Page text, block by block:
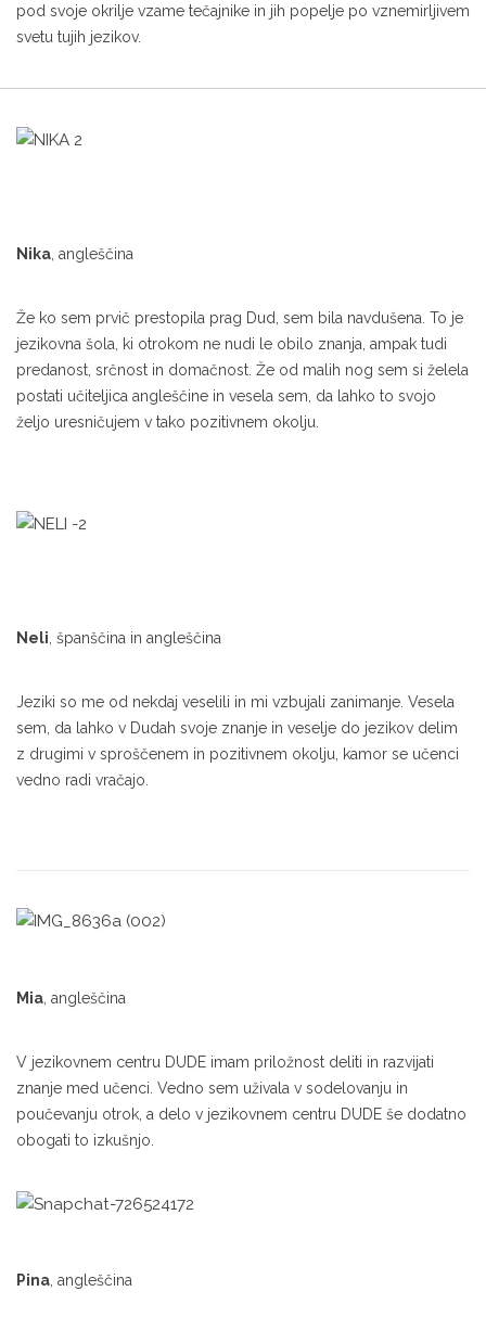
pod svoje okrilje vzame tečajnike in jih popelje po vznemirljivem
svetu tujih jezikov.
Nika, angleščina
Že ko sem prvič prestopila prag Dud, sem bila navdušena. To je
jezikovna šola, ki otrokom ne nudi le obilo znanja, ampak tudi
predanost, srčnost in domačnost. Že od malih nog sem si želela
postati učiteljica angleščine in vesela sem, da lahko to svojo
željo uresničujem v tako pozitivnem okolju.
Neli, španščina in angleščina
Jeziki so me od nekdaj veselili in mi vzbujali zanimanje. Vesela
sem, da lahko v Dudah svoje znanje in veselje do jezikov delim
z drugimi v sproščenem in pozitivnem okolju, kamor se učenci
vedno radi vračajo.
Mia , angleščina
V jezikovnem centru DUDE imam priložnost deliti in razvijati
znanje med učenci. Vedno sem uživala v sodelovanju in
poučevanju otrok, a delo v jezikovnem centru DUDE še dodatno
obogati to izkušnjo.
Pina , angleščina